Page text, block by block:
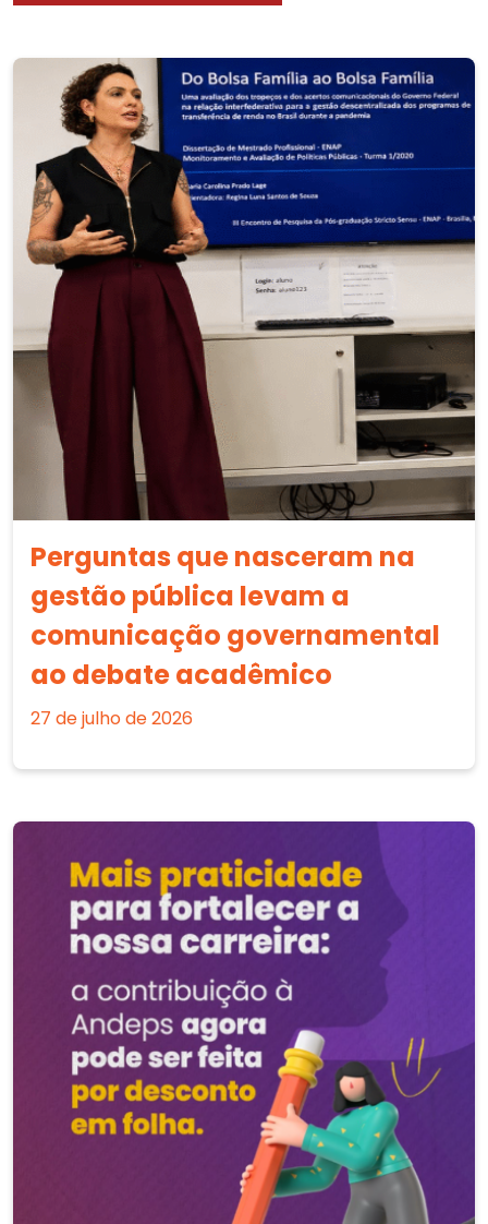
Perguntas que nasceram na
gestão pública levam a
comunicação governamental
ao debate acadêmico
27 de julho de 2026